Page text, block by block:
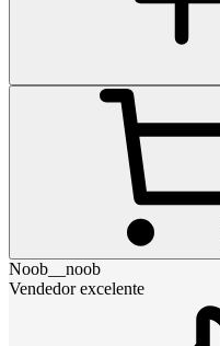
Noob__noob
Vendedor excelente